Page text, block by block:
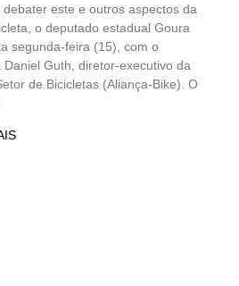
este e outros aspectos da
o deputado estadual Goura
segunda-feira (15), com o
Guth, diretor-executivo da
de Bicicletas (Aliança-Bike). O